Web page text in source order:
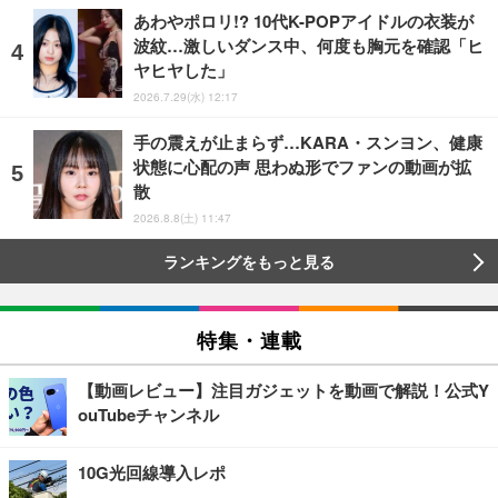
あわやポロリ!? 10代K-POPアイドルの衣装が
波紋…激しいダンス中、何度も胸元を確認「ヒ
ヤヒヤした」
2026.7.29(水) 12:17
手の震えが止まらず…KARA・スンヨン、健康
状態に心配の声 思わぬ形でファンの動画が拡
散
2026.8.8(土) 11:47
ランキングをもっと見る
特集・連載
【動画レビュー】注目ガジェットを動画で解説！公式Y
ouTubeチャンネル
10G光回線導入レポ